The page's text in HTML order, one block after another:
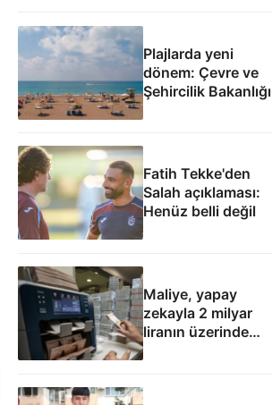
Plajlarda yeni
dönem: Çevre ve
Şehircilik Bakanlığı
yetkilendirildi
Fatih Tekke'den
Salah açıklaması:
Henüz belli değil
Maliye, yapay
zekayla 2 milyar
liranın üzerinde
hatalı kamu